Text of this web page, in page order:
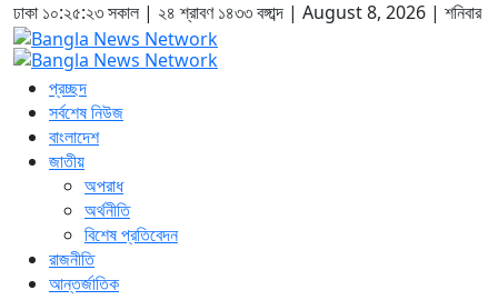
ঢাকা ১০:২৫:২৪ সকাল | ২৪ শ্রাবণ ১৪৩৩ বঙ্গাব্দ | August 8, 2026 | শনিবার
প্রচ্ছদ
সর্বশেষ নিউজ
বাংলাদেশ
জাতীয়
অপরাধ
অর্থনীতি
বিশেষ প্রতিবেদন
রাজনীতি
আন্তর্জাতিক